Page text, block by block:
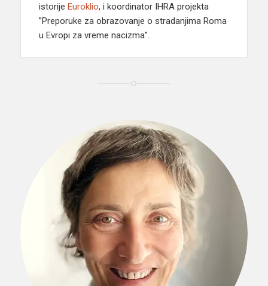
istorije Euroklio, i koordinator IHRA projekta
”Preporuke za obrazovanje o stradanjima Roma
u Evropi za vreme nacizma”.